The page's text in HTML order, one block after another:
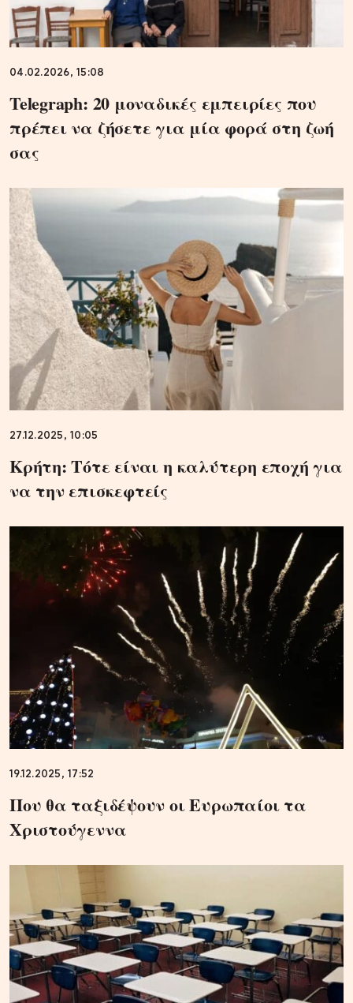
04.02.2026, 15:08
Telegraph: 20 μοναδικές εμπειρίες που
πρέπει να ζήσετε για μία φορά στη ζωή
σας
27.12.2025, 10:05
Κρήτη: Τότε είναι η καλύτερη εποχή για
να την επισκεφτείς
19.12.2025, 17:52
Που θα ταξιδέψουν οι Ευρωπαίοι τα
Χριστούγεννα